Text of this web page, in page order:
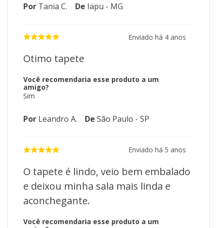
Por Tania C. De Iapu - MG
Enviado há 4 anos
Otimo tapete
Você recomendaria esse produto a um
amigo?
Sim
Por Leandro A. De São Paulo - SP
Enviado há 5 anos
O tapete é lindo, veio bem embalado
e deixou minha sala mais linda e
aconchegante.
Você recomendaria esse produto a um